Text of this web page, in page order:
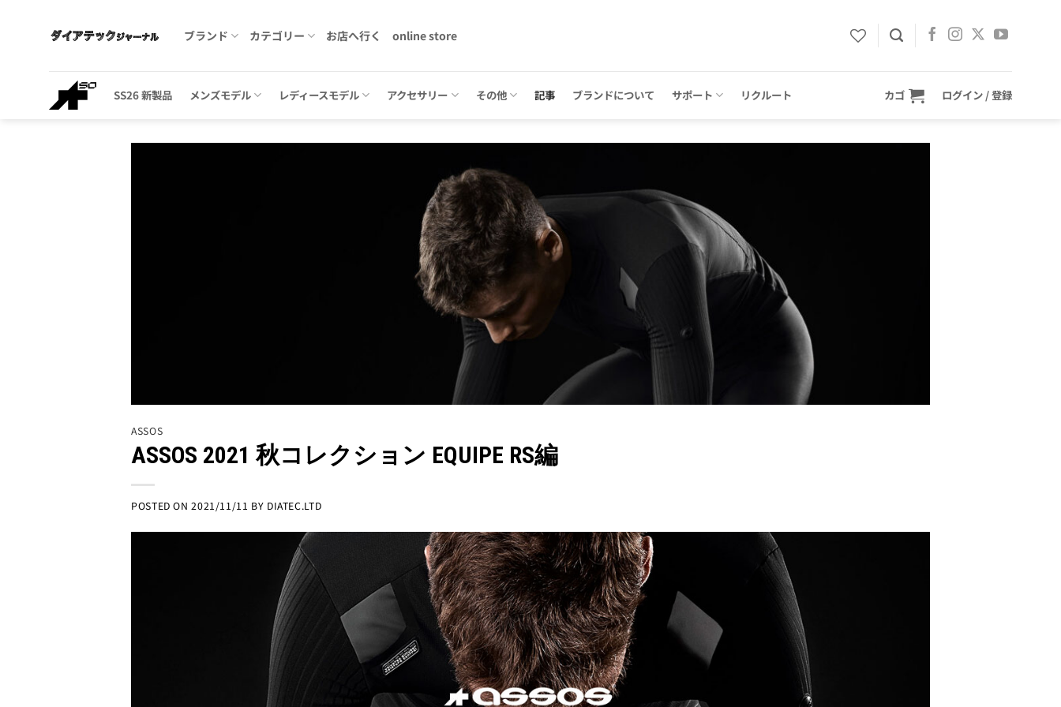
ブランド カテゴリー お店へ行く online store
SS26 新製品 メンズモデル レディースモデル アクセサリー その他 記事 ブランドについて サポート リクルート カゴ ログイン / 登録
ASSOS
ASSOS 2021 秋コレクション EQUIPE RS編
POSTED ON2021/11/11 BY DIATEC.LTD